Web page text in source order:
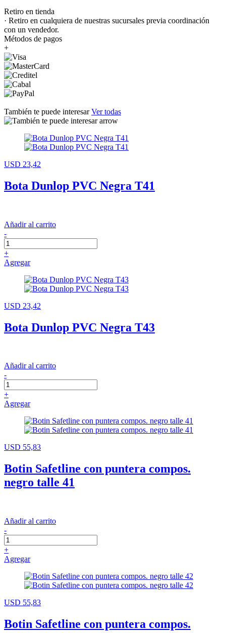
Retiro en tienda
· Retiro en cualquiera de nuestras sucursales previa coordinación
con un vendedor.
Métodos de pagos
+
También te puede interesarVer todas
USD 23,42
Bota Dunlop PVC Negra T41
Añadir al carrito
-
+
Agregar
USD 23,42
Bota Dunlop PVC Negra T43
Añadir al carrito
-
+
Agregar
USD 55,83
Botin Safetline con puntera compos.
negro talle 41
Añadir al carrito
-
+
Agregar
USD 55,83
Botin Safetline con puntera compos.